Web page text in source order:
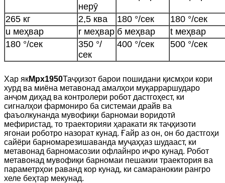
нерӯ
265 кг 2,5 ква 180 °/сек
180 °/сек
u меҳвар
r меҳвар б меҳвар
t меҳвар
180 °/сек
350 °/
сек
400 °/сек 500 °/сек
Хар якMpx1950Таҷҳизот барои пошидани қисмҳои кори
хурд ва миёна метавонад амалҳои муқарраршударо
анҷом диҳад ва контролери робот дастгоҳест, ки
сигналҳои фармониро ба системаи драйв ва
фаъолкунанда мувофиқи барномаи воридотӣ
мефиристад, то траекторияи ҳаракати як таҷҳизоти
ягонаи роботро назорат кунад. Ғайр аз он, он бо дастгоҳи
сайёри барномарезишаванда муҷаҳҳаз шудааст, ки
метавонад барномасозии офлайнро иҷро кунад. Робот
метавонад мувофиқи барномаи пешакии траектория ва
параметрҳои раванд кор кунад, ки самаранокии рангро
хеле беҳтар мекунад.